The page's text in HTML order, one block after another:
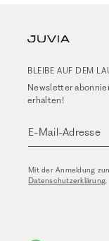
BLEIBE AUF DEM
Newsletter
erhalten!
E-Mail-Adresse
Mit der Anmeldung
Datenschutzerklärung